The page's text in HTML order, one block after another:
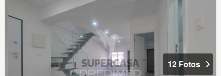
12 Fotos